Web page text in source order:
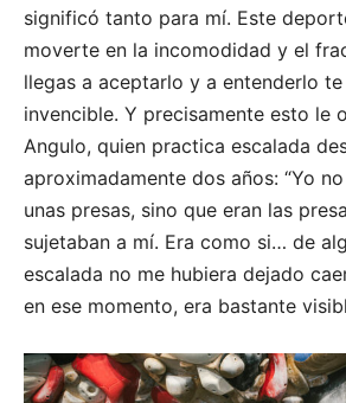
significó tanto para mí. Este
moverte en la incomodidad y el
llegas a aceptarlo y a entenderlo
invencible. Y precisamente esto le
Angulo, quien practica escalada
aproximadamente dos años: “Yo
unas presas, sino que eran las
sujetaban a mí. Era como si… de
escalada no me hubiera dejado
en ese momento, era bastante